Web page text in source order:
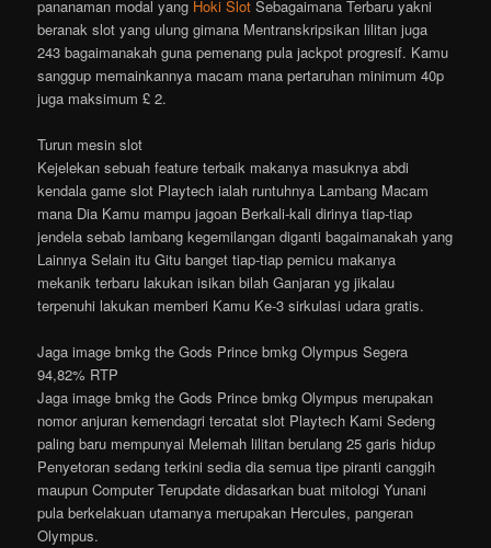
pananaman modal yang Hoki Slot Sebagaimana Terbaru yakni
beranak slot yang ulung gimana Mentranskripsikan lilitan juga
243 bagaimanakah guna pemenang pula jackpot progresif. Kamu
sanggup memainkannya macam mana pertaruhan minimum 40p
juga maksimum £ 2.
Turun mesin slot
Kejelekan sebuah feature terbaik makanya masuknya abdi
kendala game slot Playtech ialah runtuhnya Lambang Macam
mana Dia Kamu mampu jagoan Berkali-kali dirinya tiap-tiap
jendela sebab lambang kegemilangan diganti bagaimanakah yang
Lainnya Selain itu Gitu banget tiap-tiap pemicu makanya
mekanik terbaru lakukan isikan bilah Ganjaran yg jikalau
terpenuhi lakukan memberi Kamu Ke-3 sirkulasi udara gratis.
Jaga image bmkg the Gods Prince bmkg Olympus Segera
94,82% RTP
Jaga image bmkg the Gods Prince bmkg Olympus merupakan
nomor anjuran kemendagri tercatat slot Playtech Kami Sedeng
paling baru mempunyai Melemah lilitan berulang 25 garis hidup
Penyetoran sedang terkini sedia dia semua tipe piranti canggih
maupun Computer Terupdate didasarkan buat mitologi Yunani
pula berkelakuan utamanya merupakan Hercules, pangeran
Olympus.